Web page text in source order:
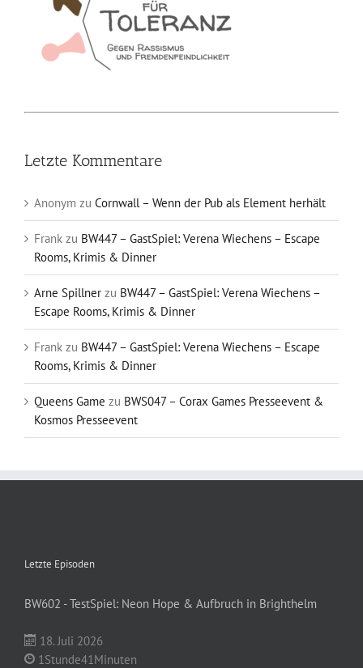
Letzte Kommentare
Anonym zu Cornwall – Wenn der Pub als Element herhält
Frank zu BW447 – GastSpiel: Verena Wiechens – Escape
Rooms, Krimis & Dinner
Arne Spillner zu BW447 – GastSpiel: Verena Wiechens –
Escape Rooms, Krimis & Dinner
Frank zu BW447 – GastSpiel: Verena Wiechens – Escape
Rooms, Krimis & Dinner
Queens Game zu BWS047 – Corax Games Presseevent &
Kosmos Presseevent
Letzte Episoden
BW602 - TestSpiel: Neon Hope & Aufbruch in Brighthelm
18. Juli 2026
1Stunde41Minuten